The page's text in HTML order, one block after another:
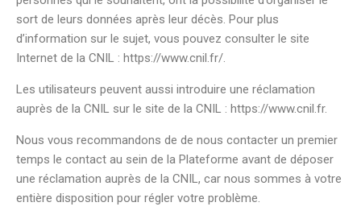
sort de leurs données après leur décès. Pour plus
d’information sur le sujet, vous pouvez consulter le site
Internet de la CNIL : https://www.cnil.fr/.
Les utilisateurs peuvent aussi introduire une réclamation
auprès de la CNIL sur le site de la CNIL : https://www.cnil.fr.
Nous vous recommandons de de nous contacter un premier
temps le contact au sein de la Plateforme avant de déposer
une réclamation auprès de la CNIL, car nous sommes à votre
entière disposition pour régler votre problème.